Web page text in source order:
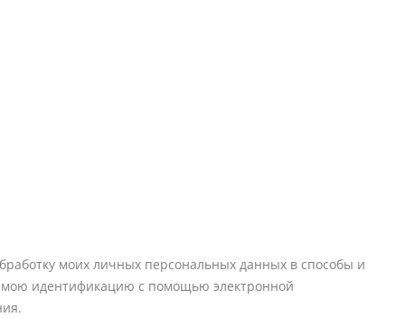
моих личных персональных данных в способы и
мою идентификацию с помощью электронной